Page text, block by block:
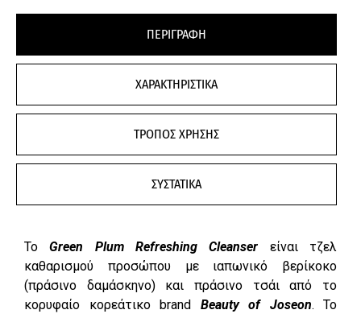
ΠΕΡΙΓΡΑΦΗ
ΧΑΡΑΚΤΗΡΙΣΤΙΚΑ
ΤΡΟΠΟΣ ΧΡΗΣΗΣ
ΣΥΣΤΑΤΙΚΑ
ΤοGreen Plum Refreshing Cleanser είναι τζελ
καθαρισμού προσώπου με ιαπωνικό βερίκοκο
(πράσινο δαμάσκηνο) και πράσινο τσάι από το
κορυφαίο κορεάτικο brand Beauty of Joseon. Το